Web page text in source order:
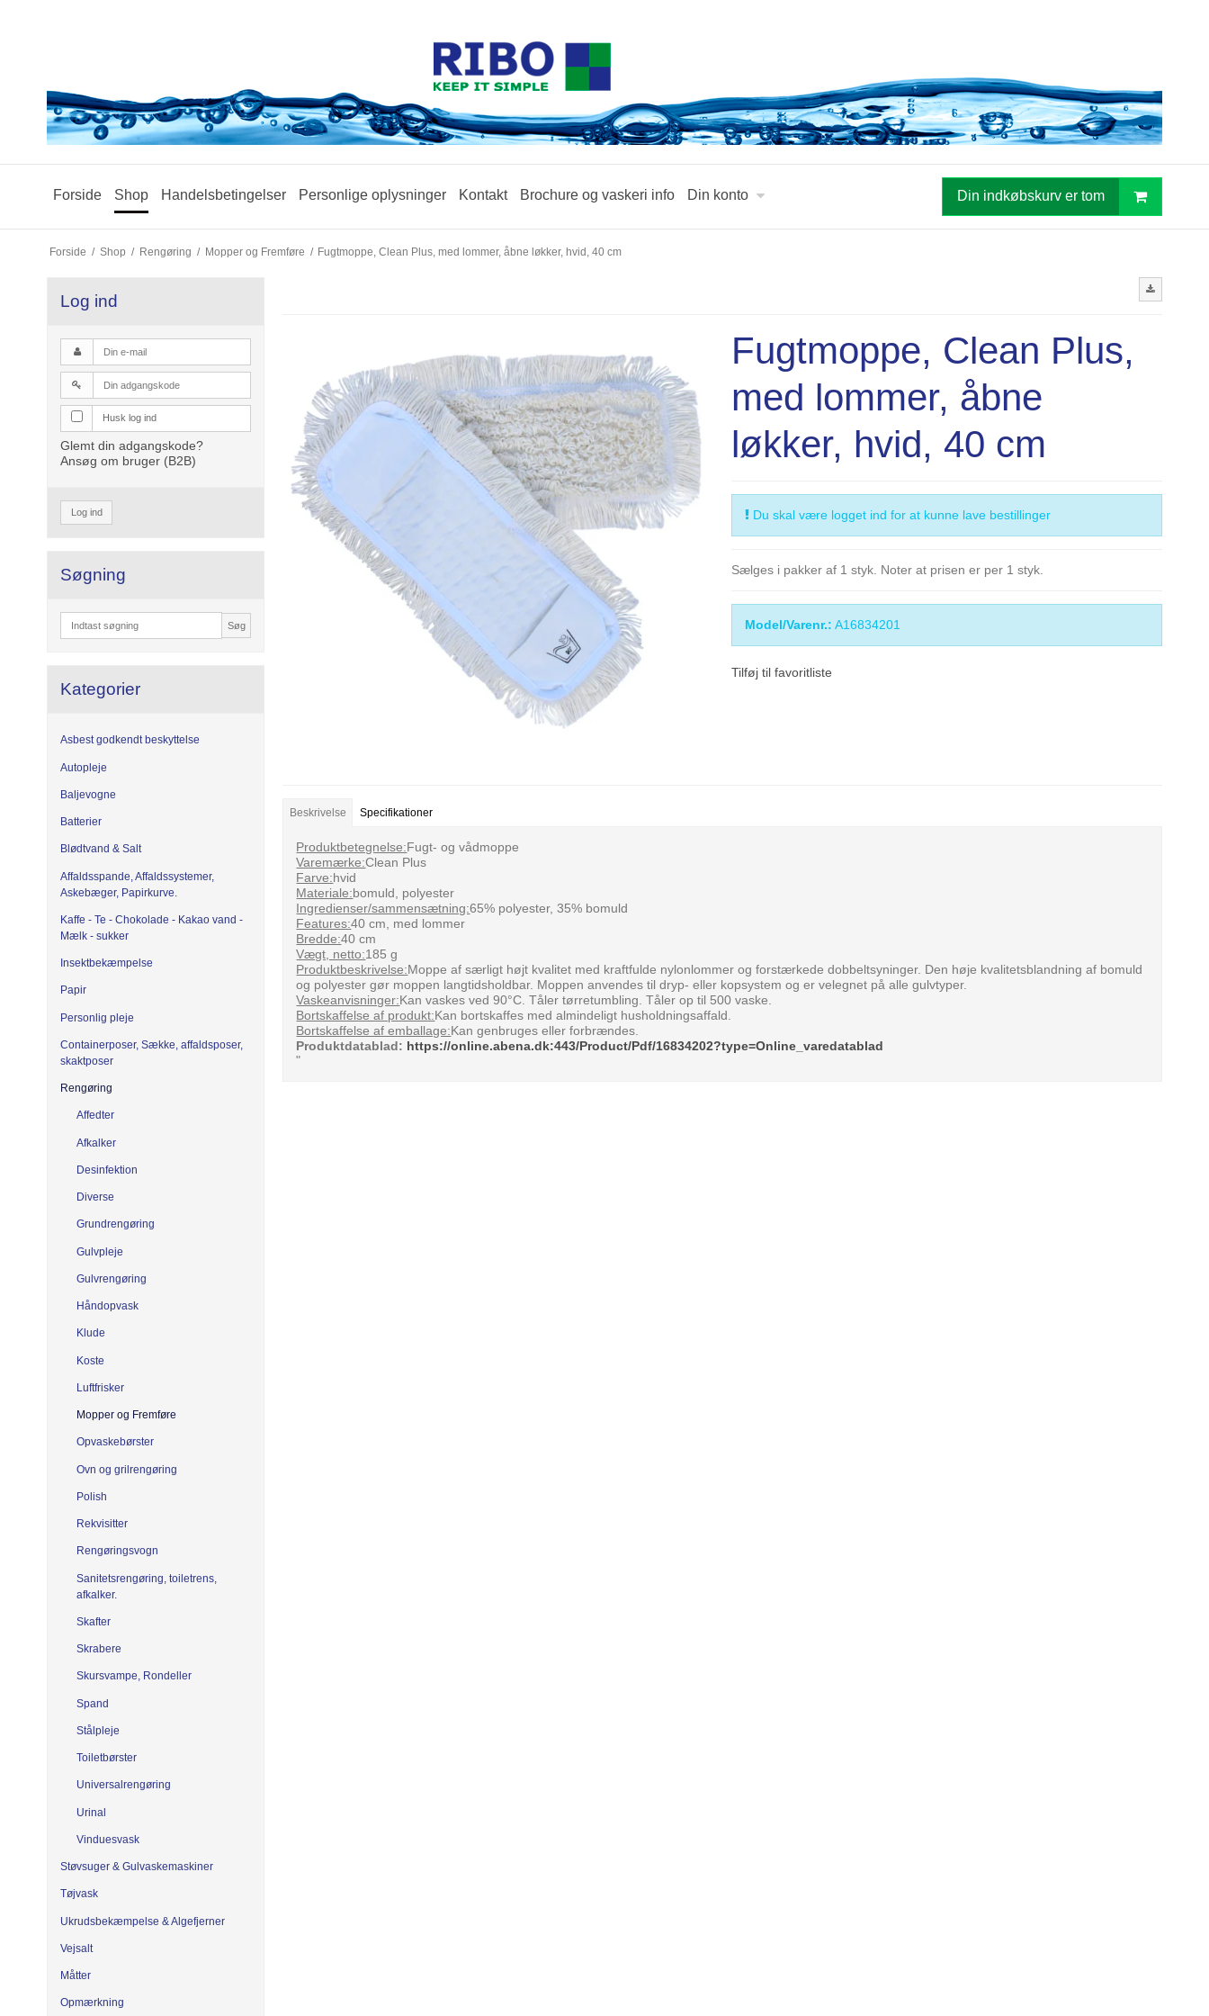
Forside Shop Handelsbetingelser Personlige oplysninger Kontakt Brochure og vaskeri info Din konto Din indkøbskurv er tom
Forside / Shop / Rengøring / Mopper og Fremføre / Fugtmoppe, Clean Plus, med lommer, åbne løkker, hvid, 40 cm
Log ind
Husk log ind
Glemt din adgangskode?
Ansøg om bruger (B2B)
Log ind
Søgning
Søg
Kategorier
Asbest godkendt beskyttelse
Autopleje
Baljevogne
Batterier
Blødtvand & Salt
Affaldsspande, Affaldssystemer,
Askebæger, Papirkurve.
Kaffe - Te - Chokolade - Kakao vand -
Mælk - sukker
Insektbekæmpelse
Papir
Personlig pleje
Containerposer, Sække, affaldsposer,
skaktposer
Rengøring
Affedter
Afkalker
Desinfektion
Diverse
Grundrengøring
Gulvpleje
Gulvrengøring
Håndopvask
Klude
Koste
Luftfrisker
Mopper og Fremføre
Opvaskebørster
Ovn og grilrengøring
Polish
Rekvisitter
Rengøringsvogn
Sanitetsrengøring, toiletrens,
afkalker.
Skafter
Skrabere
Skursvampe, Rondeller
Spand
Stålpleje
Toiletbørster
Universalrengøring
Urinal
Vinduesvask
Støvsuger & Gulvaskemaskiner
Tøjvask
Ukrudsbekæmpelse & Algefjerner
Vejsalt
Måtter
Opmærkning
Fugtmoppe, Clean Plus,
med lommer, åbne
løkker, hvid, 40 cm
Du skal være logget ind for at kunne lave bestillinger
Sælges i pakker af 1 styk. Noter at prisen er per 1 styk.
Model/Varenr.: A16834201
Tilføj til favoritliste
Beskrivelse Specifikationer
Produktbetegnelse:Fugt- og vådmoppe
Varemærke:Clean Plus
Farve:hvid
Materiale:bomuld, polyester
Ingredienser/sammensætning:65% polyester, 35% bomuld
Features:40 cm, med lommer
Bredde:40 cm
Vægt, netto:185 g
Produktbeskrivelse:Moppe af særligt højt kvalitet med kraftfulde nylonlommer og forstærkede dobbeltsyninger. Den høje kvalitetsblandning af bomuld
og polyester gør moppen langtidsholdbar. Moppen anvendes til dryp- eller kopsystem og er velegnet på alle gulvtyper.
Vaskeanvisninger:Kan vaskes ved 90°C. Tåler tørretumbling. Tåler op til 500 vaske.
Bortskaffelse af produkt:Kan bortskaffes med almindeligt husholdningsaffald.
Bortskaffelse af emballage:Kan genbruges eller forbrændes.
Produktdatablad: https://online.abena.dk:443/Product/Pdf/16834202?type=Online_varedatablad
"